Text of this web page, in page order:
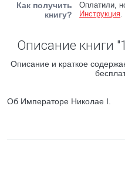
Как получить
книгу?
Оплатили,
Инструкция.
Описание книги
Описание и краткое
Об Императоре Николае I.